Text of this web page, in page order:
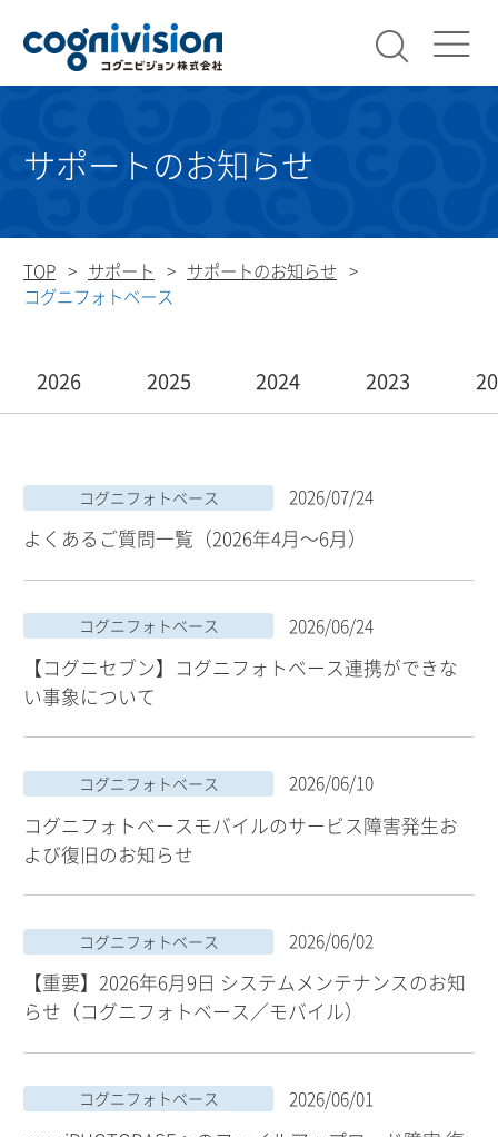
コグニ
サポートのお知らせ
TOP サポート
サポートのお知らせ
コグニフォトベース
2026 2025 2024 2023
コグニフォトベース 2026/07/24
よくあるご質問一覧（2026年4月～6月）
コグニフォトベース 2026/06/24
【コグニセブン】コグニフォトベース連携ができな
い事象について
コグニフォトベース 2026/06/10
コグニフォトベースモバイルのサービス障害発生お
よび復旧のお知らせ
コグニフォトベース 2026/06/02
【重要】2026年6月9日 システムメンテナンスのお知
らせ（コグニフォトベース／モバイル）
コグニフォトベース 2026/06/01